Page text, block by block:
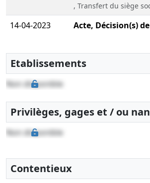
, Transfert du siège
14-04-2023
Acte, Décision(s) de
Cession d'actions ,
07-02-2020
Statuts
Attestation
Etablissements
Non disponible
Privilèges, gages et / ou
Non disponible
Contentieux